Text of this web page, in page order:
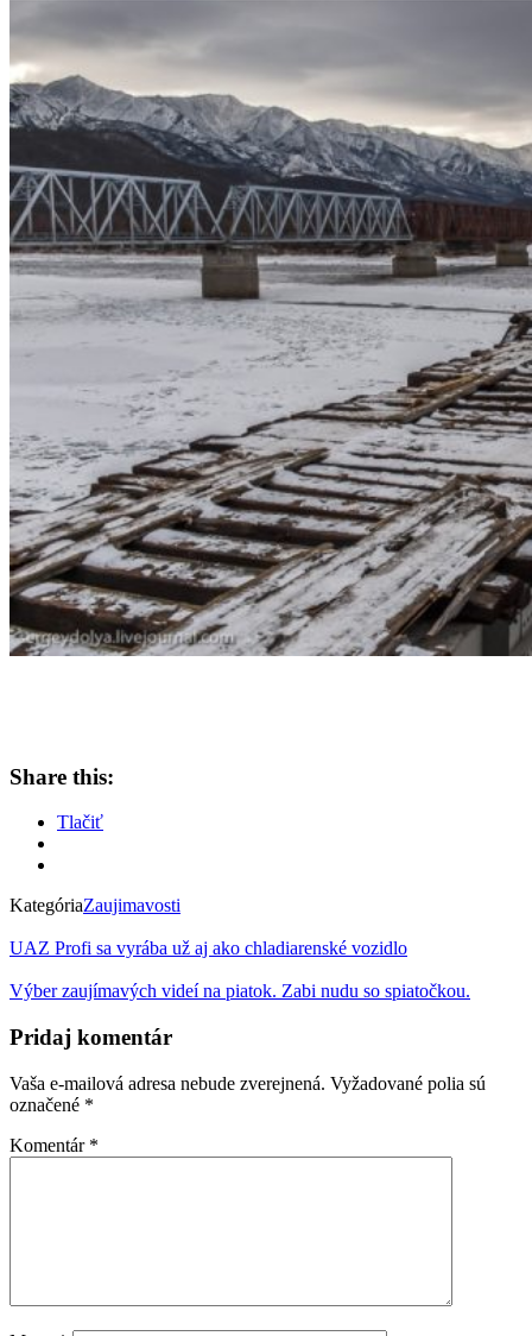
Share this:
Tlačiť
KategóriaZaujimavosti
UAZ Profi sa vyrába už aj ako chladiarenské vozidlo
Výber zaujímavých videí na piatok. Zabi nudu so spiatočkou.
Pridaj komentár
Vaša e-mailová adresa nebude zverejnená. Vyžadované polia sú
označené *
Komentár *